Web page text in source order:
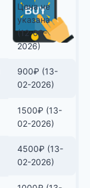
Цена не
указана
(12-03-
2026)
900₽ (13-
02-2026)
1500₽ (13-
02-2026)
4500₽ (13-
02-2026)